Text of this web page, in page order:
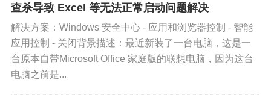
查杀导致 Excel 等无法正常启动问题解决
解决方案：Windows 安全中心 - 应用和浏览器控制 - 智能
应用控制 - 关闭背景描述：最近新装了一台电脑，这是一
台原本自带Microsoft Office 家庭版的联想电脑，因为这台
电脑之前是...